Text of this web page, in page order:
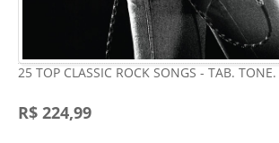
25 TOP CLASSIC ROCK SONGS - TAB.
R$ 224,99